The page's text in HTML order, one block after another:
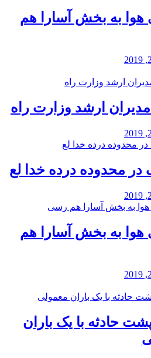
هوا به بخش آسارا هم
مدیران ارشد وزارت راه
در محدوده درده خدا لع
هوا به بخش آسارا هم
حادثه با یک باران